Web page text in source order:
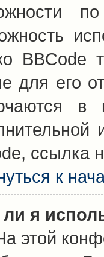
BBCode
для его
ссылка
к
я
этой